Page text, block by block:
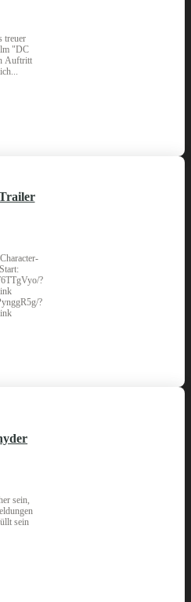
treuer
"DC
Auftritt
?
?
sein,
sein